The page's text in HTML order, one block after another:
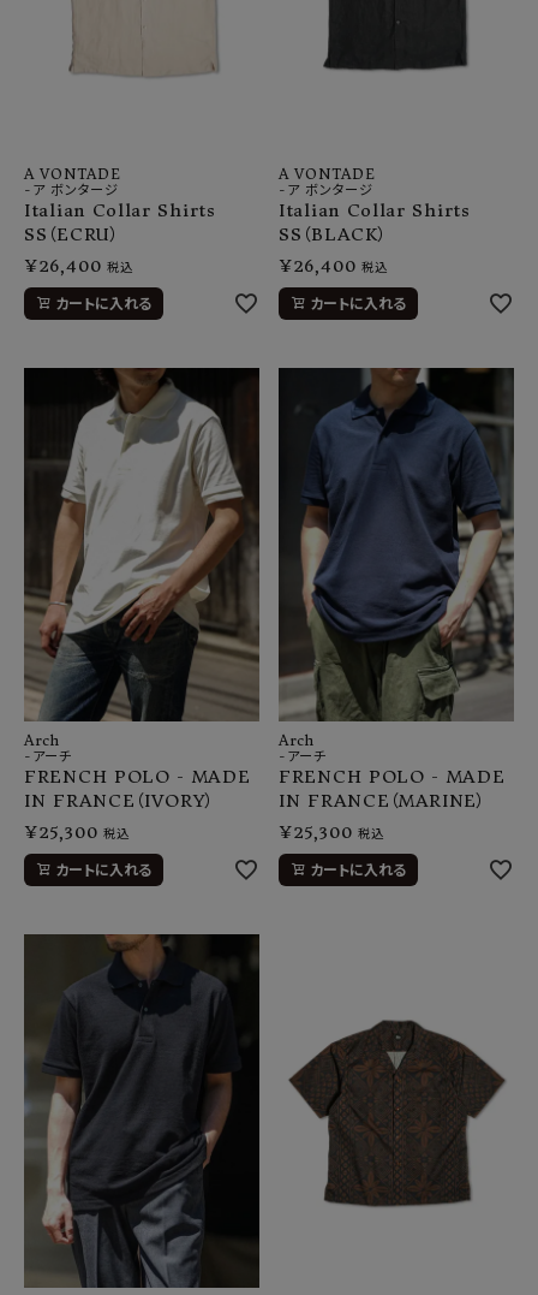
A VONTADE
-ア ボンタージ
Italian Collar Shirts
SS（ECRU）
¥26,400 税込
カートに入れる
A VONTADE
-ア ボンタージ
Italian Collar Shirts
SS（BLACK）
¥26,400 税込
カートに入れる
Arch
-アーチ
FRENCH POLO - MADE
IN FRANCE（IVORY）
¥25,300 税込
カートに入れる
Arch
-アーチ
FRENCH POLO - MADE
IN FRANCE（MARINE）
¥25,300 税込
カートに入れる